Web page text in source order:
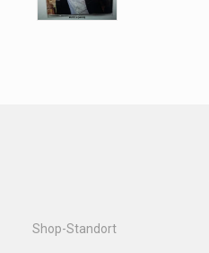
Shop-Standort